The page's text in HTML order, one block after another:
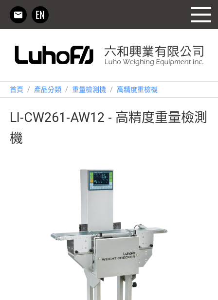
首頁 / 產品分類 / 重量檢測機 / 高精度重檢機
LI-CW261-AW12 - 高精度重量檢測
機